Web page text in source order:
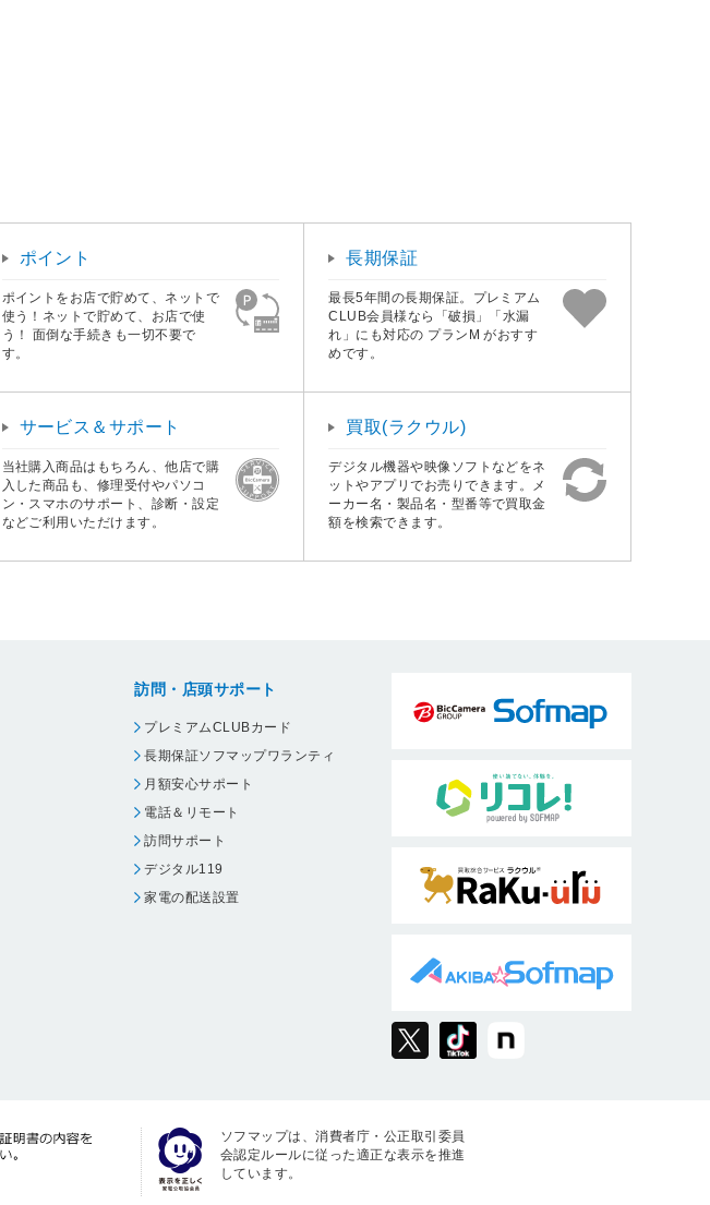
ポイント
ポイントをお店で貯めて、ネットで
使う！ネットで貯めて、お店で使
う！ 面倒な手続きも一切不要で
す。
長期保証
最長5年間の長期保証。プレミアム
CLUB会員様なら「破損」「水漏
れ」にも対応の プランM がおすす
めです。
サービス＆サポート
当社購入商品はもちろん、他店で購
入した商品も、修理受付やパソコ
ン・スマホのサポート、診断・設定
などご利用いただけます。
買取(ラクウル)
デジタル機器や映像ソフトなどをネ
ットやアプリでお売りできます。メ
ーカー名・製品名・型番等で買取金
額を検索できます。
訪問・店頭サポート
プレミアムCLUBカード
長期保証ソフマップワランティ
月額安心サポート
電話＆リモート
訪問サポート
デジタル119
家電の配送設置
ソフマップは、消費者庁・公正取引委員
会認定ルールに従った適正な表示を推進
しています。